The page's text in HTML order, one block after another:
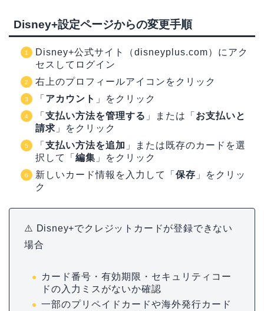
Disney+設定ページからの変更手順
Disney+公式サイト（disneyplus.com）にアク
セスしてログイン
右上のプロフィールアイコンをクリック
「 アカウント 」をクリック
「 支払い方法を管理する 」または「 お支払いと
請求 」をクリック
「 支払い方法を追加 」または既存のカードを選
択して「 編集 」をクリック
新しいカード情報を入力して「 保存 」をクリッ
ク
⚠️ Disney+でクレジットカードが登録できない
場合
カード番号・有効期限・セキュリティコー
ドの入力ミスがないか確認
一部のプリペイドカードや海外発行カード